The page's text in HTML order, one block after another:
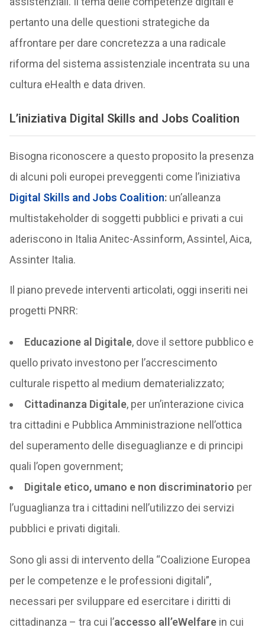
pertanto una delle questioni strategiche da
affrontare per dare concretezza a una radicale
riforma del sistema assistenziale incentrata su una
cultura eHealth e data driven.
L’iniziativa Digital Skills and Jobs Coalition
Bisogna riconoscere a questo proposito la presenza
di alcuni poli europei preveggenti come l’iniziativa
Digital Skills and Jobs Coalition:un’alleanza
multistakeholder di soggetti pubblici e privati a cui
aderiscono in Italia Anitec-Assinform, Assintel, Aica,
Assinter Italia.
Il piano prevede interventi articolati, oggi inseriti nei
progetti PNRR:
Educazione al Digitale, dove il settore pubblico e
quello privato investono per l’accrescimento
culturale rispetto al medium dematerializzato;
Cittadinanza Digitale, per un’interazione civica
tra cittadini e Pubblica Amministrazione nell’ottica
del superamento delle diseguaglianze e di principi
quali l’open government;
Digitale etico, umano e non discriminatorio per
l’uguaglianza tra i cittadini nell’utilizzo dei servizi
pubblici e privati digitali.
Sono gli assi di intervento della “Coalizione Europea
per le competenze e le professioni digitali”,
necessari per sviluppare ed esercitare i diritti di
cittadinanza – tra cui l’accesso all’eWelfarein cui